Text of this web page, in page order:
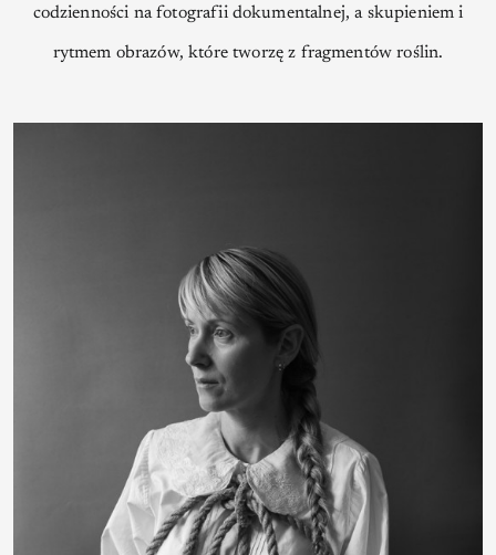
codzienności na fotografii dokumentalnej, a skupieniem i
rytmem obrazów, które tworzę z fragmentów roślin.